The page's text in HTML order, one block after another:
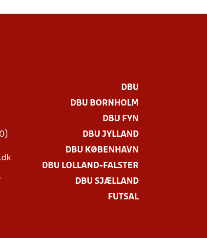
DBU
DBU BORNHOLM
DBU FYN
DBU JYLLAND
DBU KØBENHAVN
DBU LOLLAND-FALSTER
DBU SJÆLLAND
FUTSAL